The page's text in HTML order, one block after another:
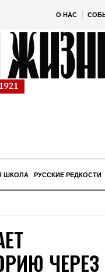
О НАС
ШКОЛА РУССКИЕ РЕДКОСТИ
ЧЕРЕЗ